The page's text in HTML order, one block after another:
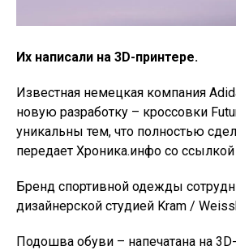
Их написали на 3D-принтере.
Известная немецкая компания
новую разработку – кроссовки
уникальны тем, что полностью
передает Хроника.инфо со
Бренд спортивной одежды
дизайнерской студией Kram /
Подошва обуви – напечатана на